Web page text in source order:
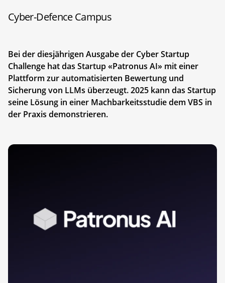
Cyber-Defence Campus
Bei der diesjährigen Ausgabe der Cyber Startup
Challenge hat das Startup «Patronus AI» mit einer
Plattform zur automatisierten Bewertung und
Sicherung von LLMs überzeugt. 2025 kann das Startup
seine Lösung in einer Machbarkeitsstudie dem VBS in
der Praxis demonstrieren.